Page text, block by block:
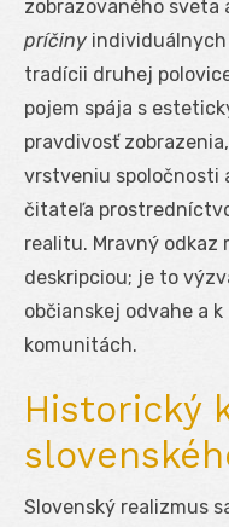
zobrazovaného sveta
príčiny individuálnych
tradícii druhej
pojem spája s
pravdivosť
vrstveniu spoločnosti
čitateľa
realitu. Mravný odkaz
deskripciou; je to
občianskej odvahe a
komunitách.
Historický
Slovenský realizmus